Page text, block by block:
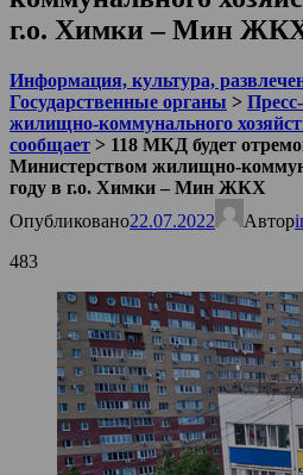
г.о. Химки – Мин
Информация, культура,
Государственные органы >
жилищно-коммунального
сообщает > 118 МКД будет
Министерством жилищно-
году в г.о. Химки – Мин ЖКХ
Опубликовано22.07.2022 Автор
483